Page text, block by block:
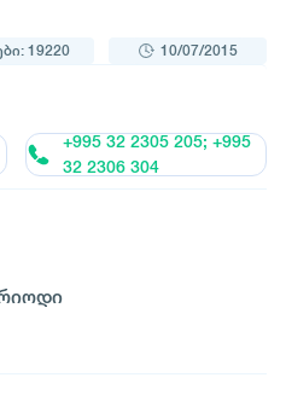
19220 10/07/2015
+995 32 2305 205; +995
32 2306 304